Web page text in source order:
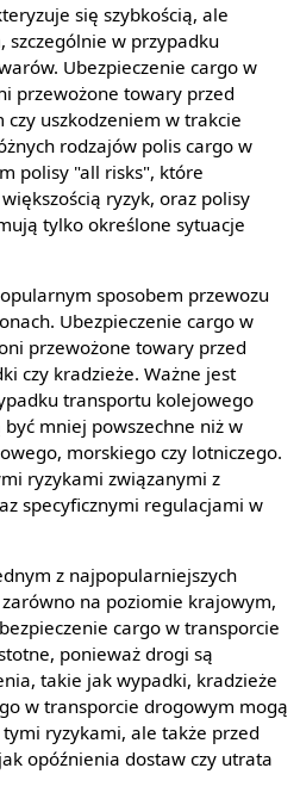
się szybkością, ale
szczególnie w przypadku
Ubezpieczenie cargo w
przewożone towary przed
uszkodzeniem w trakcie
rodzajów polis cargo w
polisy "all risks", które
ryzyk, oraz polisy
tylko określone sytuacje
sposobem przewozu
Ubezpieczenie cargo w
przewożone towary przed
czy kradzieże. Ważne jest
transportu kolejowego
mniej powszechne niż w
morskiego czy lotniczego.
ryzykami związanymi z
specyficznymi regulacjami w
z najpopularniejszych
na poziomie krajowym,
cargo w transporcie
ponieważ drogi są
takie jak wypadki, kradzieże
w transporcie drogowym mogą
ryzykami, ale także przed
opóźnienia dostaw czy utrata